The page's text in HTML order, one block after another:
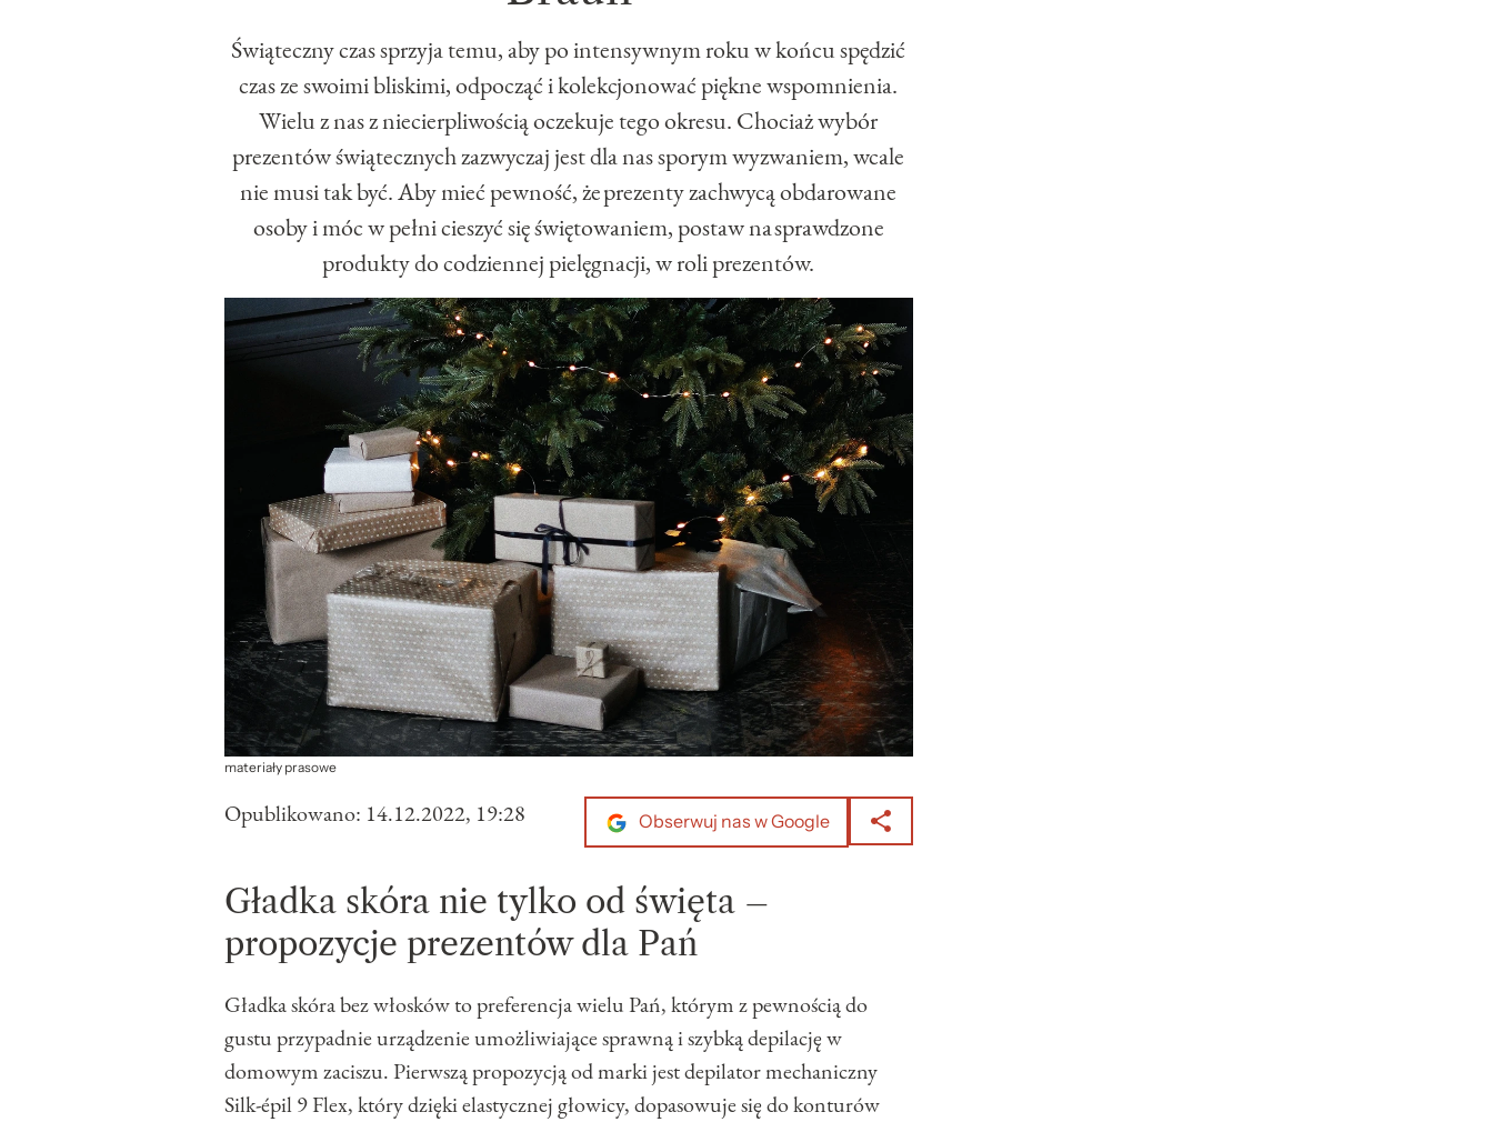
Świąteczny czas sprzyja temu, aby po intensywnym roku w końcu spędzić
czas ze swoimi bliskimi, odpocząć i kolekcjonować piękne wspomnienia.
Wielu z nas z niecierpliwością oczekuje tego okresu. Chociaż wybór
prezentów świątecznych zazwyczaj jest dla nas sporym wyzwaniem, wcale
nie musi tak być. Aby mieć pewność, że prezenty zachwycą obdarowane
osoby i móc w pełni cieszyć się świętowaniem, postaw na sprawdzone
produkty do codziennej pielęgnacji, w roli prezentów.
materiały prasowe
Opublikowano: 14.12.2022, 19:28 Obserwuj nas w Google
Gładka skóra nie tylko od święta –
propozycje prezentów dla Pań
Gładka skóra bez włosków to preferencja wielu Pań, którym z pewnością do
gustu przypadnie urządzenie umożliwiające sprawną i szybką depilację w
domowym zaciszu. Pierwszą propozycją od marki jest depilator mechaniczny
Silk-épil 9 Flex, który dzięki elastycznej głowicy, dopasowuje się do konturów